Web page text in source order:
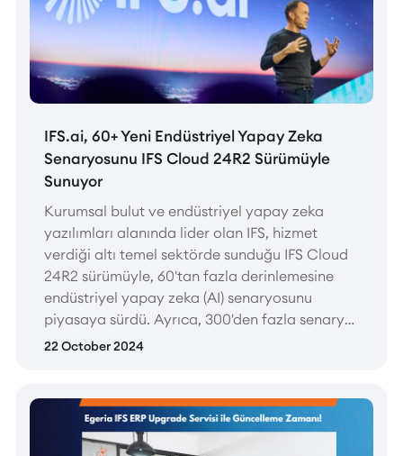
IFS.ai, 60+ Yeni Endüstriyel Yapay Zeka
Senaryosunu IFS Cloud 24R2 Sürümüyle
Sunuyor
Kurumsal bulut ve endüstriyel yapay zeka
yazılımları alanında lider olan IFS, hizmet
verdiği altı temel sektörde sunduğu IFS Cloud
24R2 sürümüyle, 60'tan fazla derinlemesine
endüstriyel yapay zeka (AI) senaryosunu
piyasaya sürdü. Ayrıca, 300'den fazla senaryo
MVP (minimum viable product) doğrulama
22 October 2024